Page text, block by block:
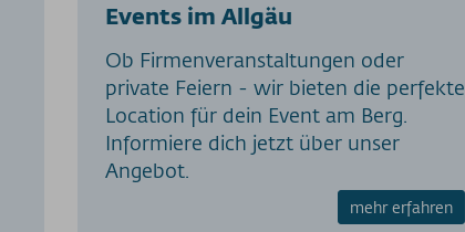
Events im Allgäu
Ob Firmenveranstaltungen oder
private Feiern - wir bieten die perfekte
Location für dein Event am Berg.
Informiere dich jetzt über unser
Angebot.
mehr erfahren